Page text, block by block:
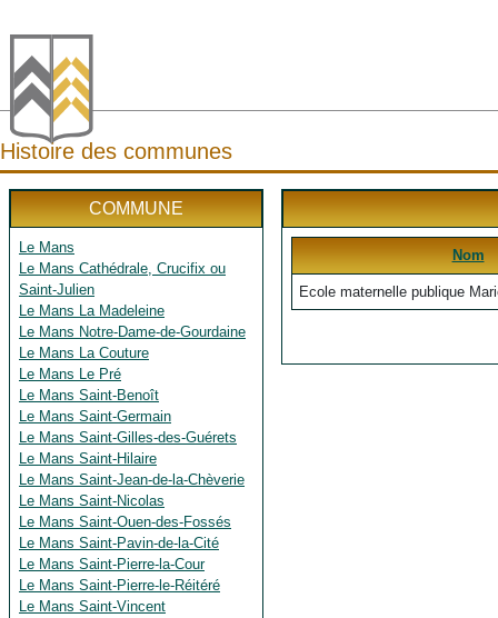
Histoire des communes
COMMUNE
Le Mans
Le Mans Cathédrale, Crucifix ou
Saint-Julien
Le Mans La Madeleine
Le Mans Notre-Dame-de-Gourdaine
Le Mans La Couture
Le Mans Le Pré
Le Mans Saint-Benoît
Le Mans Saint-Germain
Le Mans Saint-Gilles-des-Guérets
Le Mans Saint-Hilaire
Le Mans Saint-Jean-de-la-Chèverie
Le Mans Saint-Nicolas
Le Mans Saint-Ouen-des-Fossés
Le Mans Saint-Pavin-de-la-Cité
Le Mans Saint-Pierre-la-Cour
Le Mans Saint-Pierre-le-Réitéré
Le Mans Saint-Vincent
Nom
Ecole maternelle publique